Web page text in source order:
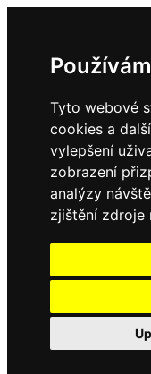
Tyto webové
cookies a
vylepšení
zobrazení
analýzy
zjištění zdroje